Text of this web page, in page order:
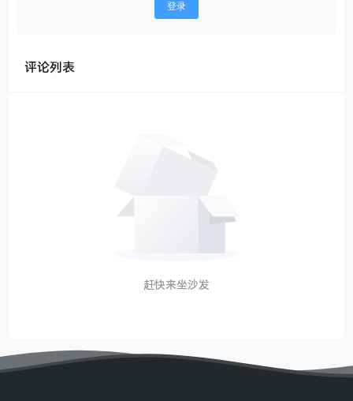
登录
评论列表
赶快来坐沙发